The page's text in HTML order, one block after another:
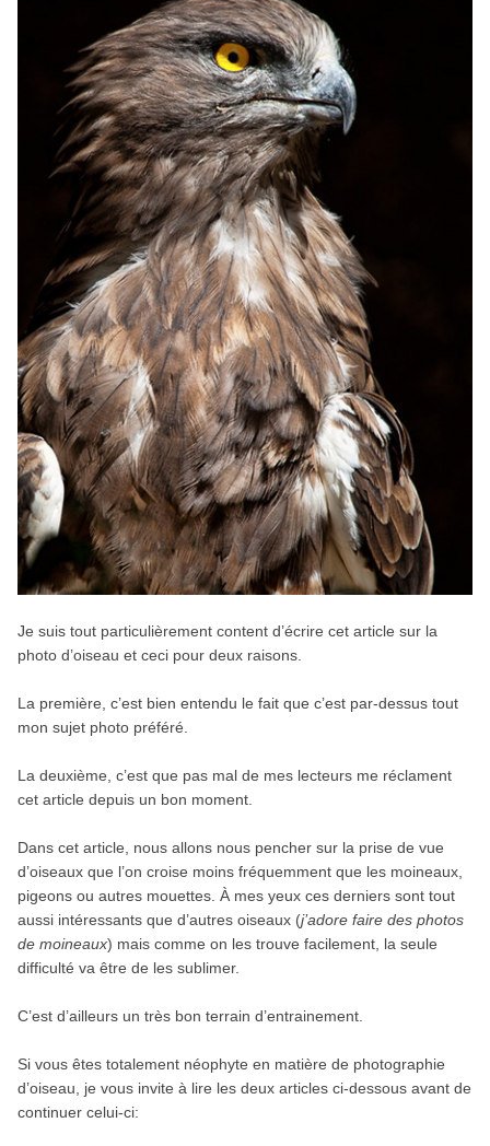
Je suis tout particulièrement content d’écrire cet article sur la
photo d’oiseau et ceci pour deux raisons.
La première, c’est bien entendu le fait que c’est par-dessus tout
mon sujet photo préféré.
La deuxième, c’est que pas mal de mes lecteurs me réclament
cet article depuis un bon moment.
Dans cet article, nous allons nous pencher sur la prise de vue
d’oiseaux que l’on croise moins fréquemment que les moineaux,
pigeons ou autres mouettes. À mes yeux ces derniers sont tout
aussi intéressants que d’autres oiseaux (j’adore faire des photos
de moineaux) mais comme on les trouve facilement, la seule
difficulté va être de les sublimer.
C’est d’ailleurs un très bon terrain d’entrainement.
Si vous êtes totalement néophyte en matière de photographie
d’oiseau, je vous invite à lire les deux articles ci-dessous avant de
continuer celui-ci: